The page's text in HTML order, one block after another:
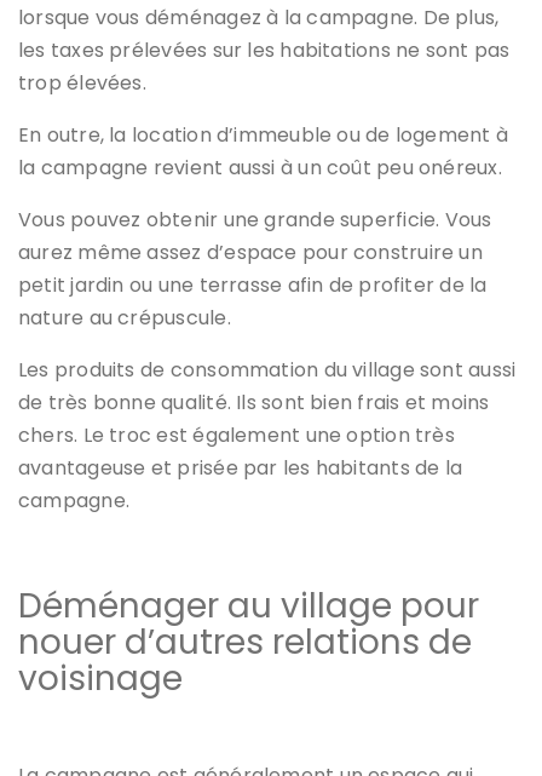
lorsque vous déménagez à la campagne. De plus,
les taxes prélevées sur les habitations ne sont pas
trop élevées.
En outre, la location d’immeuble ou de logement à
la campagne revient aussi à un coût peu onéreux.
Vous pouvez obtenir une grande superficie. Vous
aurez même assez d’espace pour construire un
petit jardin ou une terrasse afin de profiter de la
nature au crépuscule.
Les produits de consommation du village sont aussi
de très bonne qualité. Ils sont bien frais et moins
chers. Le troc est également une option très
avantageuse et prisée par les habitants de la
campagne.
Déménager au village pour
nouer d’autres relations de
voisinage